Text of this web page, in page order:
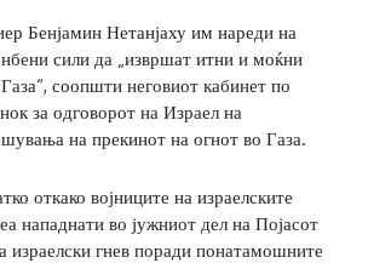
Бенјамин Нетанјаху им нареди на
сили да „извршат итни и моќни
соопшти неговиот кабинет по
за одговорот на Израел на
на прекинот на огнот во Газа.
откако војниците на израелските
нападнати во јужниот дел на Појасот
израелски гнев поради понатамошните